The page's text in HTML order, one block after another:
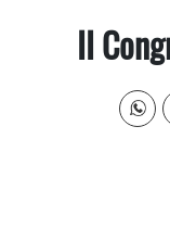
II